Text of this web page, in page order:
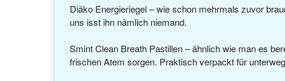
Diäko Energieriegel – wie schon mehrmals zuvor
uns isst ihn nämlich niemand.
Smint Clean Breath Pastillen – ähnlich wie man es
frischen Atem sorgen. Praktisch verpackt für